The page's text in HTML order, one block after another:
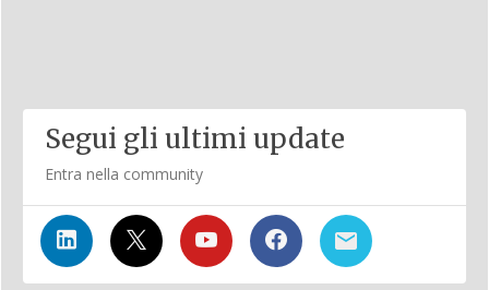
Segui gli ultimi update
Entra nella community